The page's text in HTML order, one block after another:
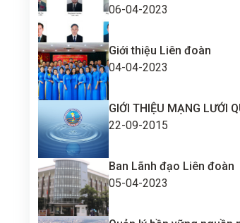
06-04-2023
Giới thiệu Liên đoàn
04-04-2023
GIỚI THIỆU MẠNG LƯỚI
22-09-2015
Ban Lãnh đạo Liên đoàn
05-04-2023